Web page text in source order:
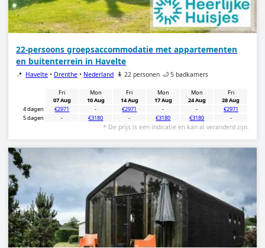
22-persoons groepsaccommodatie met appartementen
en buitenterrein in Havelte
📍 Havelte • Drenthe • Nederland 🧍 22 personen 🛁 5 badkamers
Fri
07 Aug
Mon
10 Aug
Fri
14 Aug
Mon
17 Aug
Mon
24 Aug
Fri
28 Aug
4 dagen
€2971 - €2971 - -
€2971
5 dagen
- €3180 - €3180 €3180 -
* De prijs is een indicatie en kan al veranderd zijn.